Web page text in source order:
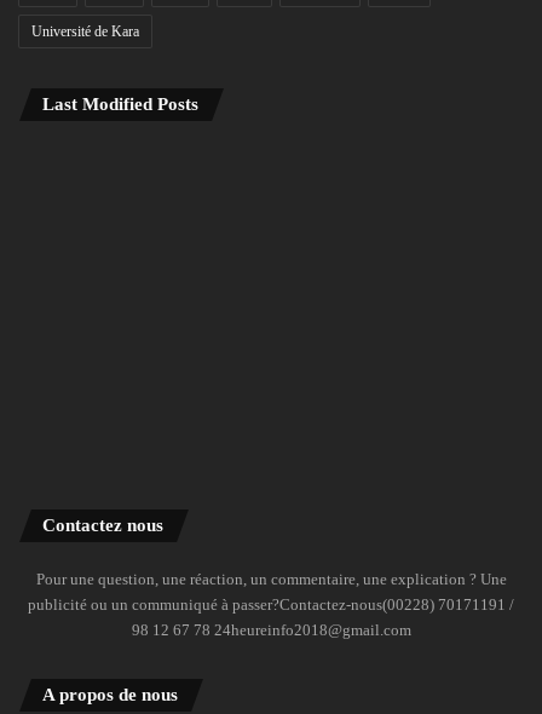
Université de Kara
Last Modified Posts
Contactez nous
Pour une question, une réaction, un commentaire, une explication ? Une
publicité ou un communiqué à passer?Contactez-nous(00228) 70171191 /
98 12 67 78 24heureinfo2018@gmail.com
A propos de nous